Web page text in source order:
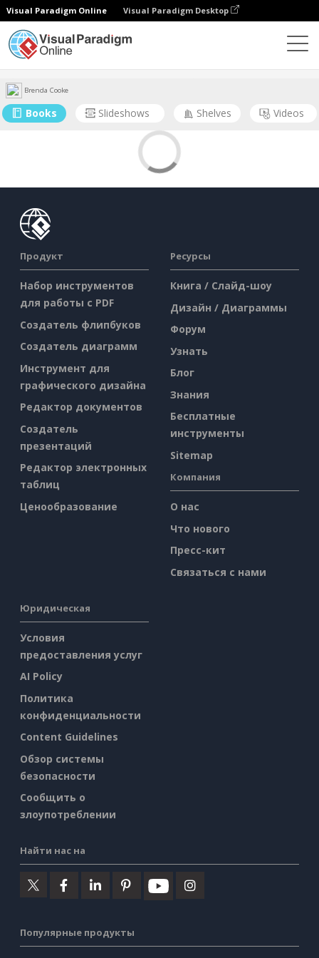
Visual Paradigm Online Visual Paradigm Desktop
Brenda Cooke
Books Slideshows Shelves Videos
Продукт
Набор инструментов
для работы с PDF
Создатель флипбуков
Создатель диаграмм
Инструмент для
графического дизайна
Редактор документов
Создатель
презентаций
Редактор электронных
таблиц
Ценообразование
Ресурсы
Книга / Слайд-шоу
Дизайн / Диаграммы
Форум
Узнать
Блог
Знания
Бесплатные
инструменты
Sitemap
Компания
О нас
Что нового
Пресс-кит
Связаться с нами
Юридическая
Условия
предоставления услуг
AI Policy
Политика
конфиденциальности
Content Guidelines
Обзор системы
безопасности
Сообщить о
злоупотреблении
Найти нас на
Популярные продукты